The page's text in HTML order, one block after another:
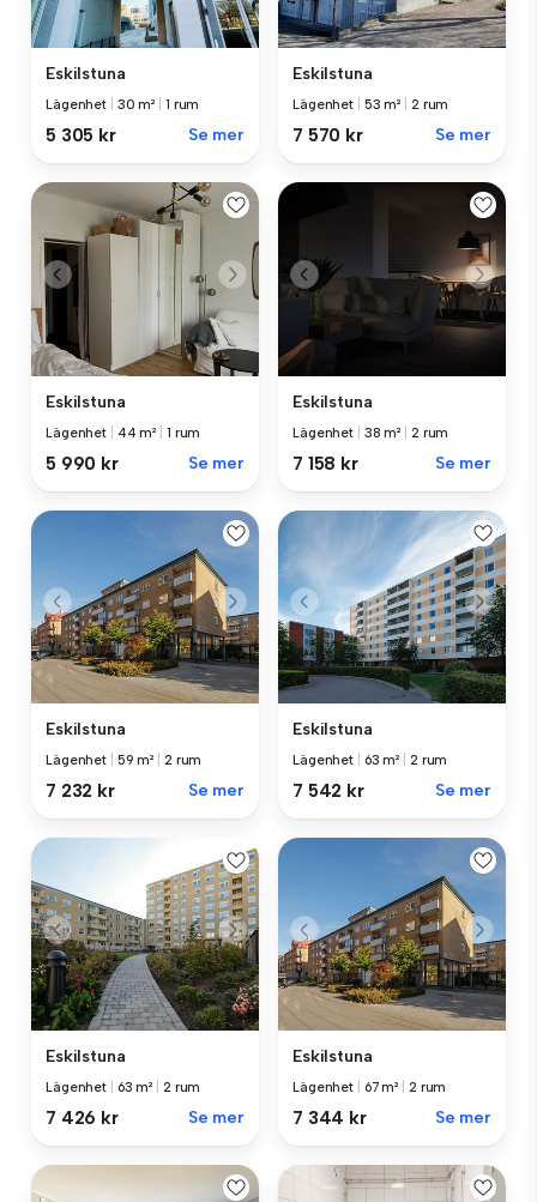
Eskilstuna
Lägenhet 30 m² 1 rum
5 305 kr Se mer
Eskilstuna
Lägenhet 53 m² 2 rum
7 570 kr Se mer
Eskilstuna
Lägenhet 44 m² 1 rum
5 990 kr Se mer
Eskilstuna
Lägenhet 38 m² 2 rum
7 158 kr Se mer
Eskilstuna
Lägenhet 59 m² 2 rum
7 232 kr Se mer
Eskilstuna
Lägenhet 63 m² 2 rum
7 542 kr Se mer
Eskilstuna
Lägenhet 63 m² 2 rum
7 426 kr Se mer
Eskilstuna
Lägenhet 67 m² 2 rum
7 344 kr Se mer